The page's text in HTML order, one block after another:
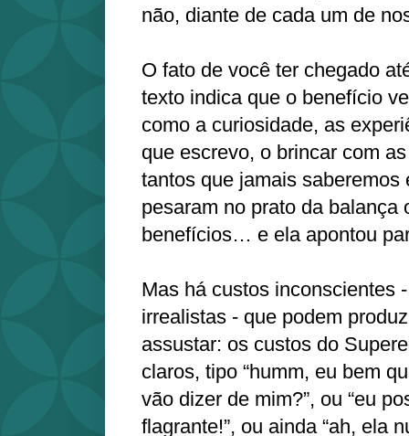
não, diante de cada um de
O fato de você ter chegado
texto indica que o benefício
como a curiosidade, as
que escrevo, o brincar com
tantos que jamais saberemos
pesaram no prato da balança
benefícios… e ela apontou
Mas há custos inconscientes
irrealistas - que podem
assustar: os custos do
claros, tipo “humm, eu bem
vão dizer de mim?”, ou “eu
flagrante!”, ou ainda “ah, ela